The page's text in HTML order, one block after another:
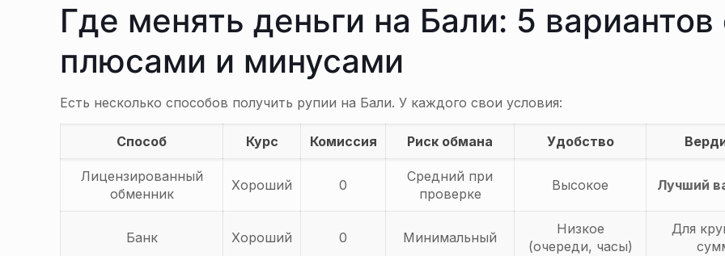
Где менять деньги на Бали: 5 вариантов
плюсами и минусами
Есть несколько способов получить рупии на Бали. У каждого свои условия:
Способ Курс Комиссия Риск обмана Удобство
Лицензированный
обменник
Хороший 0
Средний при
проверке
Высокое Лучший
Банк Хороший 0 Минимальный
Низкое
(очереди, часы)
Для